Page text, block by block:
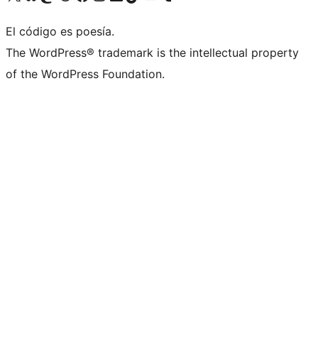
El código es poesía.
The WordPress® trademark is the intellectual property
of the WordPress Foundation.